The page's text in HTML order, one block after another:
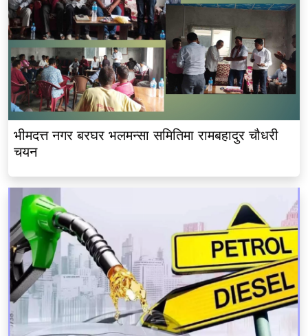
भीमदत्त नगर बरघर भलमन्सा समितिमा रामबहादुर चौधरी
चयन